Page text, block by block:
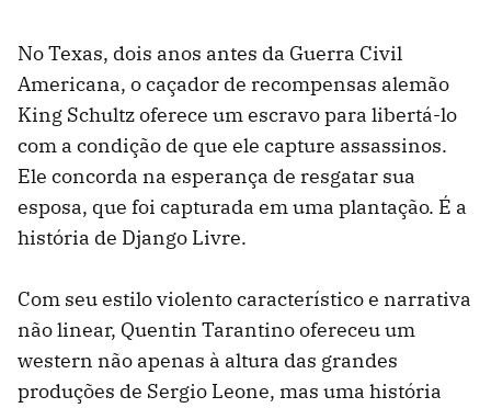
No Texas, dois anos antes da Guerra Civil
Americana, o caçador de recompensas alemão
King Schultz oferece um escravo para libertá-lo
com a condição de que ele capture assassinos.
Ele concorda na esperança de resgatar sua
esposa, que foi capturada em uma plantação. É a
história de Django Livre.
Com seu estilo violento característico e narrativa
não linear, Quentin Tarantino ofereceu um
western não apenas à altura das grandes
produções de Sergio Leone, mas uma história